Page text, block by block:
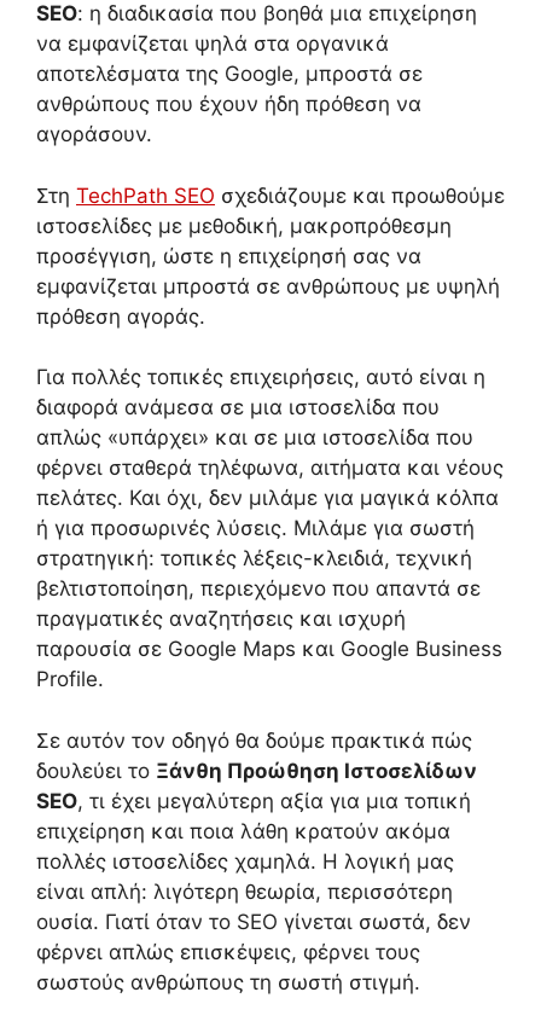
SEO: η διαδικασία που βοηθά μια επιχείρηση
να εμφανίζεται ψηλά στα οργανικά
αποτελέσματα της Google, μπροστά σε
ανθρώπους που έχουν ήδη πρόθεση να
αγοράσουν.
Στη TechPath SEO σχεδιάζουμε και προωθούμε
ιστοσελίδες με μεθοδική, μακροπρόθεσμη
προσέγγιση, ώστε η επιχείρησή σας να
εμφανίζεται μπροστά σε ανθρώπους με υψηλή
πρόθεση αγοράς.
Για πολλές τοπικές επιχειρήσεις, αυτό είναι η
διαφορά ανάμεσα σε μια ιστοσελίδα που
απλώς «υπάρχει» και σε μια ιστοσελίδα που
φέρνει σταθερά τηλέφωνα, αιτήματα και νέους
πελάτες. Και όχι, δεν μιλάμε για μαγικά κόλπα
ή για προσωρινές λύσεις. Μιλάμε για σωστή
στρατηγική: τοπικές λέξεις-κλειδιά, τεχνική
βελτιστοποίηση, περιεχόμενο που απαντά σε
πραγματικές αναζητήσεις και ισχυρή
παρουσία σε Google Maps και Google Business
Profile.
Σε αυτόν τον οδηγό θα δούμε πρακτικά πώς
δουλεύει το Ξάνθη Προώθηση Ιστοσελίδων
SEO, τι έχει μεγαλύτερη αξία για μια τοπική
επιχείρηση και ποια λάθη κρατούν ακόμα
πολλές ιστοσελίδες χαμηλά. Η λογική μας
είναι απλή: λιγότερη θεωρία, περισσότερη
ουσία. Γιατί όταν το SEO γίνεται σωστά, δεν
φέρνει απλώς επισκέψεις, φέρνει τους
σωστούς ανθρώπους τη σωστή στιγμή.